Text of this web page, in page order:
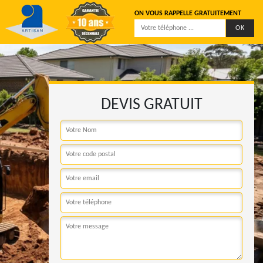
ON VOUS RAPPELLE GRATUITEMENT
DEVIS GRATUIT